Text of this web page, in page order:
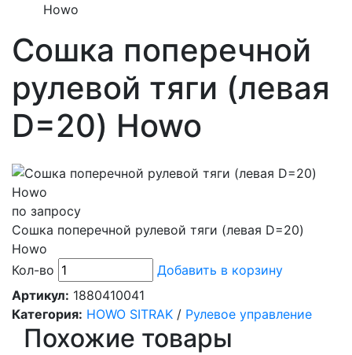
Howo
Сошка поперечной
рулевой тяги (левая
D=20) Howo
по запросу
Сошка поперечной рулевой тяги (левая D=20)
Howo
Кол-во
Добавить в корзину
Артикул: 1880410041
Категория: HOWO SITRAK / Рулевое управление
Похожие товары